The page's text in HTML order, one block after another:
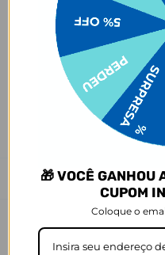
Ei, atenção aí!
Antes de garantir seu
seu celular! Os modelos 5G
outras versões, então
encaixar direitinho. Fique de
combinar com seu
*Imagens meramente
leve variação de cor/tonalidade.
Prazo de Postagem
🎁 VOCÊ GANHOU
CUPOM
Coloque o